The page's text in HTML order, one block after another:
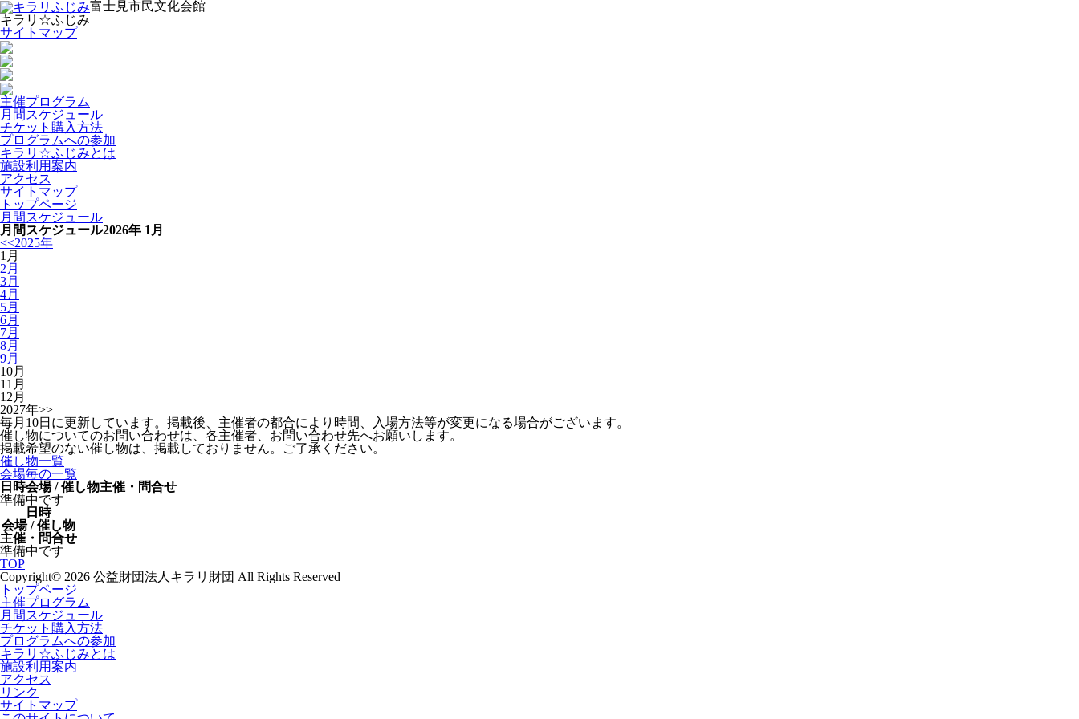
富士見市民文化会館
キラリ☆ふじみ
サイトマップ
主催プログラム
月間スケジュール
チケット購入方法
プログラムへの参加
キラリ☆ふじみとは
施設利用案内
アクセス
サイトマップ
トップページ
月間スケジュール
月間スケジュール2026年 1月
<<2025年
1月
2月
3月
4月
5月
6月
7月
8月
9月
10月
11月
12月
2027年>>
毎月10日に更新しています。掲載後、主催者の都合により時間、入場方法等が変更になる場合がございます。
催し物についてのお問い合わせは、各主催者、お問い合わせ先へお願いします。
掲載希望のない催し物は、掲載しておりません。ご了承ください。
催し物一覧
会場毎の一覧
日時会場 / 催し物主催・問合せ
準備中です
日時
会場 / 催し物
主催・問合せ
準備中です
TOP
Copyright© 2026 公益財団法人キラリ財団 All Rights Reserved
トップページ
主催プログラム
月間スケジュール
チケット購入方法
プログラムへの参加
キラリ☆ふじみとは
施設利用案内
アクセス
リンク
サイトマップ